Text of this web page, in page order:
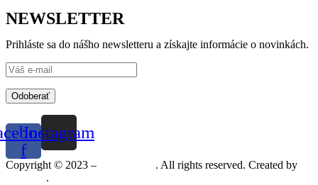
NEWSLETTER
Prihláste sa do nášho newsletteru a získajte informácie o novinkách.
Odoberať
f
Instagram
Copyright © 2023 –
. All rights reserved. Created by
.